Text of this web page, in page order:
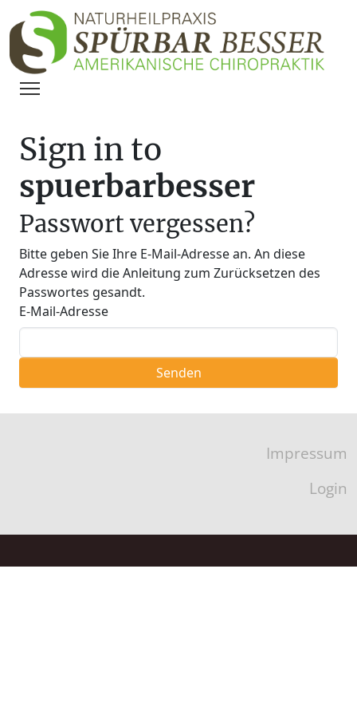
Sign in to
spuerbarbesser
Passwort vergessen?
Bitte geben Sie Ihre E-Mail-Adresse an. An diese
Adresse wird die Anleitung zum Zurücksetzen des
Passwortes gesandt.
E-Mail-Adresse
Senden
Impressum
Login